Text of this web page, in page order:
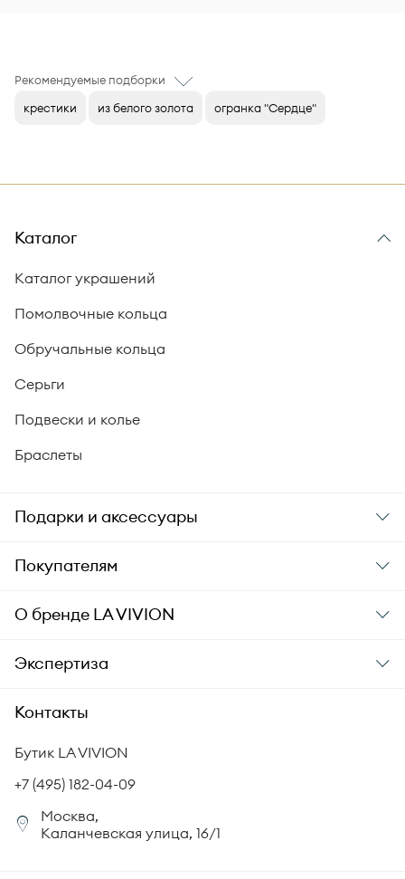
Рекомендуемые подборки
крестики
из белого золота огранка "Сердце"
Каталог
Каталог украшений
Помолвочные кольца
Обручальные кольца
Серьги
Подвески и колье
Браслеты
Подарки и аксессуары
Подарки
Уход за украшениями
Аксессуары
Покупателям
Заказ и оплата
Гарантия подлинности
Комплект документов
Политика возврата
Сертификация бриллиантов
Юридическая информация
О бренде LA VIVION
О компании
СМИ о нас
Корпоративный портал
Экспертиза
Академия LA VIVION
Статьи
Контакты
Бутик LA VIVION
+7 (495) 182-04-09
Москва,
Каланчевская улица, 16/1